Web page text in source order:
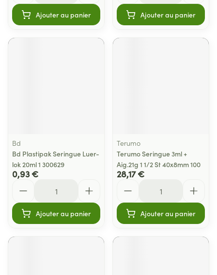
Ajouter au panier Ajouter au panier
Bd
Bd Plastipak Seringue Luer-
lok 20ml 1 300629
0,93 €
Ajouter au panier
Terumo
Terumo Seringue 3ml +
Aig.21g 1 1/2 St 40x8mm 100
28,17 €
Ajouter au panier